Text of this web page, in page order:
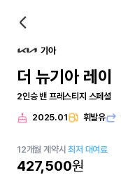
기아
더 뉴기아 레이
2인승 밴 프레스티지 스페셜
2025.01 휘발유
12개월 계약시최저 대여료
427,500원